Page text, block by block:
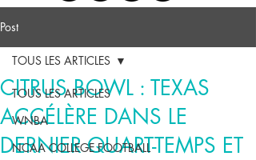
Post
TOUS LES ARTICLES
WNBA
NCAA COLLEGE FOOTBALL
TOUS LES ARTICLES
CITRUS BOWL : TEXAS
ACCÉLÈRE DANS LE
DERNIER QUART-TEMPS ET